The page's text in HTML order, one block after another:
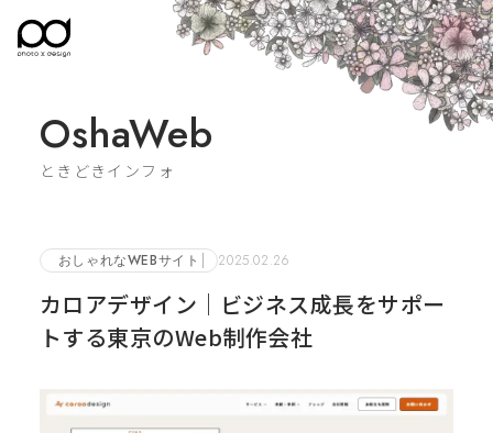
OshaWeb
ときどきインフォ
おしゃれなWEBサイト 2025.02.26
カロアデザイン｜ビジネス成長をサポー
トする東京のWeb制作会社